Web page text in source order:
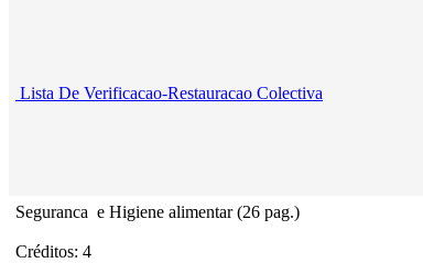
Lista De Verificacao-Restauracao Colectiva
Seguranca e Higiene alimentar (26 pag.)
Créditos: 4